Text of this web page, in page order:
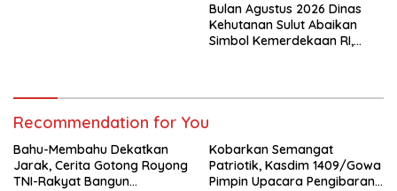
Bulan Agustus 2026 Dinas
Kehutanan Sulut Abaikan
Simbol Kemerdekaan RI,
Recommendation for You
Bahu-Membahu Dekatkan
Jarak, Cerita Gotong Royong
TNI-Rakyat Bangun
Kobarkan Semangat
Patriotik, Kasdim 1409/Gowa
Pimpin Upacara Pengibaran